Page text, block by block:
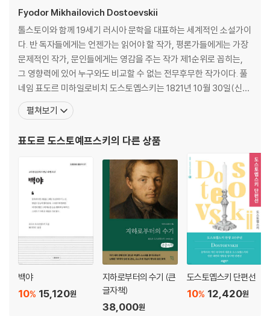
Fyodor Mikhailovich Dostoevskii
톨스토이와 함께 19세기 러시아 문학을 대표하는 세계적인 소설가이
다. 반 독자들에게는 언젠가는 읽어야 할 작가, 평론가들에게는 가장
문제적인 작가, 문인들에게는 영감을 주는 작가 제1순위로 꼽히는,
그 영향력에 있어 누구와도 비교할 수 없는 전무후무한 작가이다. 풀
네임 표도르 미하일로비치 도스토옙스키는 1821년 10월 30일(신력
으로는 11월 11일) 군의관이었던 미하일 안드레예비치의 둘째 아들
로 태어났다. 그의 아버지는 모스크바 빈민 병원에서 일했으며, 잔인
머니와는 달리, 잔혹한 아버지의 이미지는 도스토옙스키에
펼쳐보기
표도르 도스토예프스키 의 다른 상품
백야
15,120원
10%
지하로부터의 수기 (큰
글자책)
38,000원
도스토옙스키 단편선
12,420원
10%